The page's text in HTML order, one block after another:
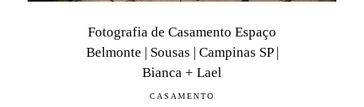
Fotografia de Casamento Espaço
Belmonte | Sousas | Campinas SP |
Bianca + Lael
CASAMENTO